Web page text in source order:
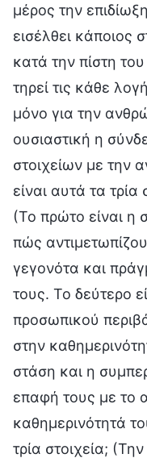
μέρος την
εισέλθει κάποιος
κατά την πίστη
τηρεί τις κάθε
μόνο για την
ουσιαστική η
στοιχείων με την
είναι αυτά τα
(Το πρώτο είναι
πώς
γεγονότα και
τους. Το δεύτερο
προσωπικού
στην
στάση και η
επαφή τους με το
καθημερινότητά
τρία στοιχεία;